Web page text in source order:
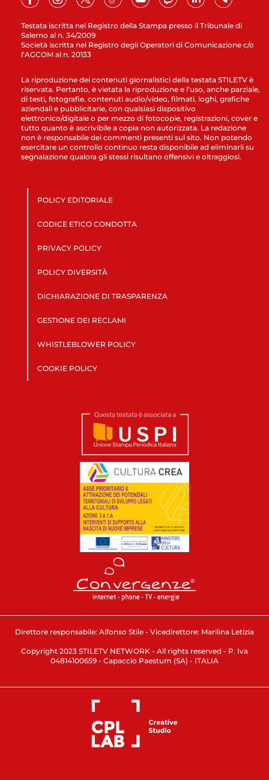
Testata iscritta nel Registro della Stampa presso il Tribunale di
Salerno al n. 34/2009
Società iscritta nel Registro degli Operatori di Comunicazione c/o
l’AGCOM al n. 20133
La riproduzione dei contenuti giornalistici della testata STILETV è
riservata. Pertanto, è vietata la riproduzione e l’uso, anche parziale,
di testi, fotografie, contenuti audio/video, filmati, loghi, grafiche
aziendali e pubblicitarie, con qualsiasi dispositivo
elettronico/digitale o per mezzo di fotocopie, registrazioni, cover e
tutto quanto è ascrivibile a copia non autorizzata. La redazione
non è responsabile dei commenti presenti sul sito. Non potendo
esercitare un controllo continuo resta disponibile ad eliminarli su
segnalazione qualora gli stessi risultano offensivi e oltraggiosi.
POLICY EDITORIALE
CODICE ETICO CONDOTTA
PRIVACY POLICY
POLICY DIVERSITÀ
DICHIARAZIONE DI TRASPARENZA
GESTIONE DEI RECLAMI
WHISTLEBLOWER POLICY
COOKIE POLICY
Direttore responsabile: Alfonso Stile - Vicedirettore: Marilina Letizia
Copyright 2023 STILETV NETWORK - All rights reserved - P. Iva
04814100659 - Capaccio Paestum (SA) - ITALIA